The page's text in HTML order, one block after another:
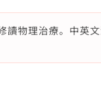
物理治療。中英